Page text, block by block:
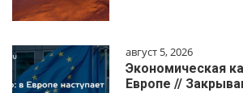
август 5, 2026
Экономическая
Европе //